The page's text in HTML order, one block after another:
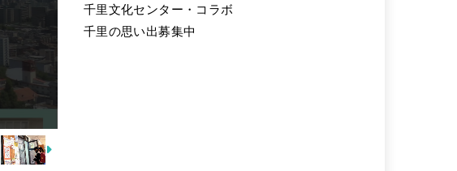
千里文化センター・コラボ
千里の思い出募集中